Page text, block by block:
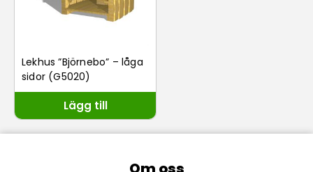
Lekhus ”Björnebo” – låga
sidor (G5020)
Lägg till